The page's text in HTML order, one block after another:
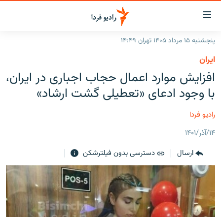
لینک‌های
قابلیت
دسترسی
بازگشت
منوی
اصلی
رفتن
به
صفحه
ایران
جهان
فرکانس‌ها
پادکست
چندرسانه‌ای
گزارش‌های تصویری
گزارش‌های ویدئویی
زنان فردا
English
به ما بپیوندید
پنجشنبه ۱۵ مرداد ۱۴۰۵ تهران ۱۴:۴۹
ايران
افزایش موارد اعمال حجاب اجباری در ایران،
با وجود ادعای «تعطیلی گشت ارشاد»
رادیو فردا
۱۴/آذر/۱۴۰۱
ارسال
دسترسی بدون فیلترشکن